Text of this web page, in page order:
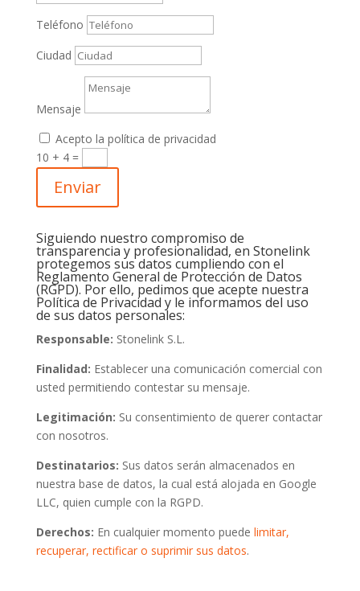
Teléfono
Ciudad
Mensaje
Acepto la política de privacidad
10 + 4=
Enviar
Siguiendo nuestro compromiso de
transparencia y profesionalidad, en Stonelink
protegemos sus datos cumpliendo con el
Reglamento General de Protección de Datos
(RGPD). Por ello, pedimos que acepte nuestra
Política de Privacidad y le informamos del uso
de sus datos personales:
Responsable: Stonelink S.L.
Finalidad: Establecer una comunicación comercial con
usted permitiendo contestar su mensaje.
Legitimación: Su consentimiento de querer contactar
con nosotros.
Destinatarios: Sus datos serán almacenados en
nuestra base de datos, la cual está alojada en Google
LLC, quien cumple con la RGPD.
Derechos: En cualquier momento puede limitar,
recuperar, rectificar o suprimir sus datos.